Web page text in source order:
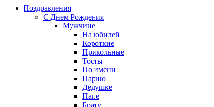
Поздравления
С Днем Рождения
Мужчине
На юбилей
Короткие
Прикольные
Тосты
По имени
Парню
Дедушке
Папе
Брату